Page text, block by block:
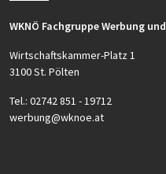
WKNÖ Fachgruppe Werbung
Wirtschaftskammer-Platz 1
3100 St. Pölten
Tel.: 02742 851 - 19712
werbung@wknoe.at